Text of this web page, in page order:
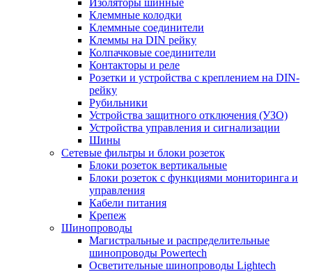
Клеммные колодки
Клеммные соединители
Клеммы на DIN рейку
Колпачковые соединители
Контакторы и реле
Розетки и устройства с креплением на DIN-
рейку
Рубильники
Устройства защитного отключения (УЗО)
Устройства управления и сигнализации
Шины
Сетевые фильтры и блоки розеток
Блоки розеток вертикальные
Блоки розеток с функциями мониторинга и
управления
Кабели питания
Крепеж
Шинопроводы
Магистральные и распределительные
шинопроводы Powertech
Осветительные шинопроводы Lightech